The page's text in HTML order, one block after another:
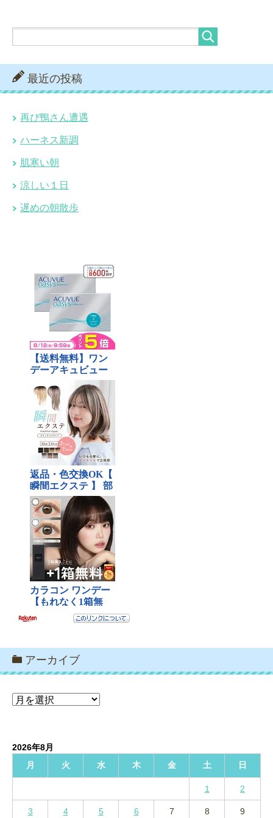
最近の投稿
再び鴨さん遭遇
ハーネス新調
肌寒い朝
涼しい１日
遅めの朝散歩
アーカイブ
ア
ブ
2026年8月
月
火 水 木 金 土 日
1 2
3 4 5 6 7 8 9